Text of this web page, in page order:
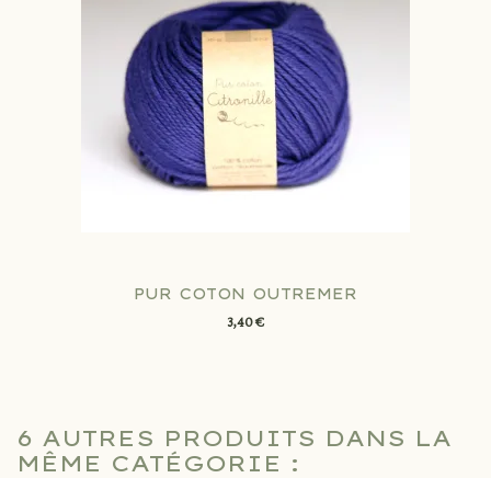
PUR COTON OUTREMER
3,40 €
6 AUTRES PRODUITS DANS LA
MÊME CATÉGORIE :